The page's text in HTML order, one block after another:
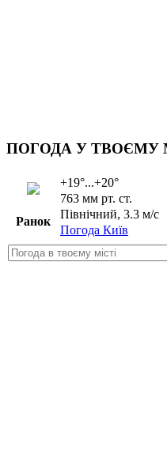
ПОГОДА У ТВОЄМУ
+19°...+20°
763 мм рт. ст.
Північний, 3.3 м/с
Погода Київ
Ранок